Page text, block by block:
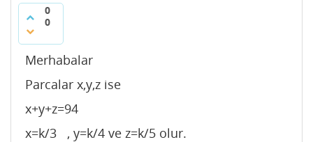
0
0
Merhabalar
Parcalar x,y,z ise
x+y+z=94
x=k/3 , y=k/4 ve z=k/5 olur.